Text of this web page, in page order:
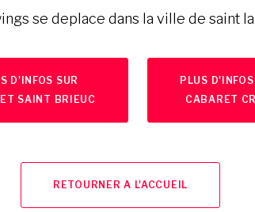
se deplace dans la ville de saint
D'INFOS SUR
SAINT BRIEUC
PLUS
CABARET
RETOURNER A L'ACCUEIL